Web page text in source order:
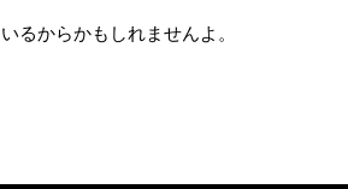
るからかもしれませんよ。